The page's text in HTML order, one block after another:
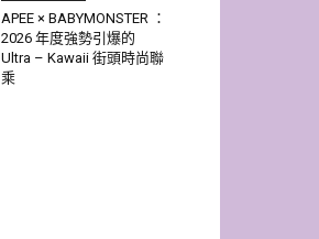
APEE × BABYMONSTER ：
2026 年度強勢引爆的
Ultra – Kawaii 街頭時尚聯
乘